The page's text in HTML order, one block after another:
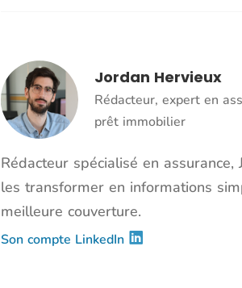
Jordan Hervieux
Rédacteur, expert en
prêt immobilier
Rédacteur spécialisé en
les transformer en informations
meilleure couverture.
Son compte LinkedIn